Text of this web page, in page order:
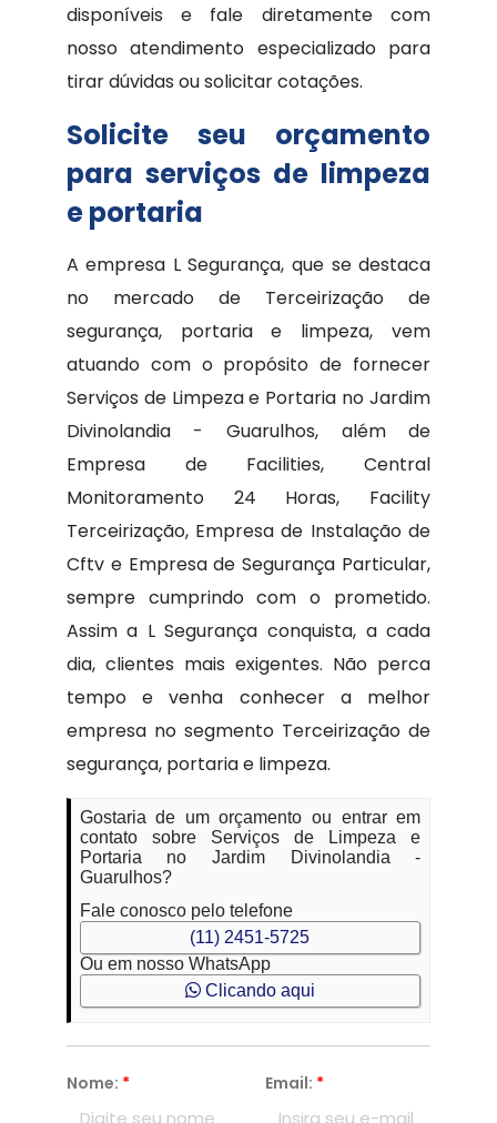
disponíveis e fale diretamente com
nosso atendimento especializado para
tirar dúvidas ou solicitar cotações.
Solicite seu orçamento
para serviços de limpeza
e portaria
A empresa L Segurança, que se destaca
no mercado de Terceirização de
segurança, portaria e limpeza, vem
atuando com o propósito de fornecer
Serviços de Limpeza e Portaria no Jardim
Divinolandia - Guarulhos, além de
Empresa de Facilities, Central
Monitoramento 24 Horas, Facility
Terceirização, Empresa de Instalação de
Cftv e Empresa de Segurança Particular,
sempre cumprindo com o prometido.
Assim a L Segurança conquista, a cada
dia, clientes mais exigentes. Não perca
tempo e venha conhecer a melhor
empresa no segmento Terceirização de
segurança, portaria e limpeza.
Gostaria de um orçamento ou entrar em
contato sobre Serviços de Limpeza e
Portaria no Jardim Divinolandia -
Guarulhos?
Fale conosco pelo telefone
(11) 2451-5725
Ou em nosso WhatsApp
Clicando aqui
Nome: * Email: *